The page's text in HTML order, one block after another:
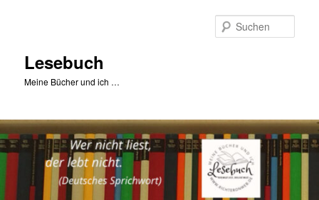
Lesebuch
Meine Bücher und ich …